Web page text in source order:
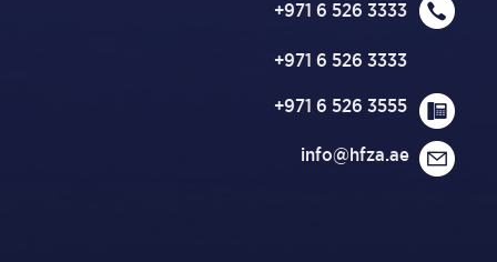
+971 6 526 3333
+971 6 526 3333
+971 6 526 3555
info@hfza.ae